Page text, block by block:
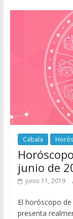
Cabala
junio de
junio 11, 2019
El horóscopo
presenta